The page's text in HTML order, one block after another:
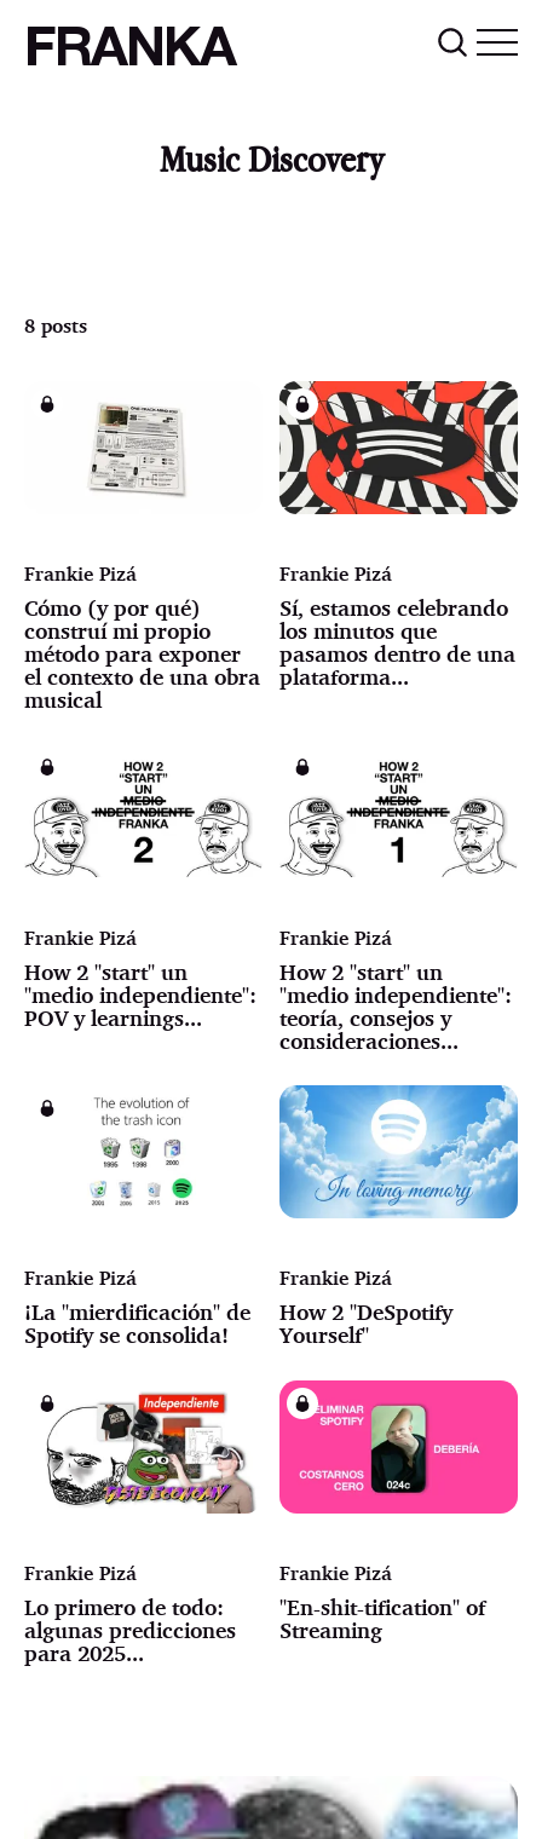
FRANKA
Music Discovery
8 posts
Frankie Pizá
Cómo (y por qué)
construí mi propio
método para exponer
el contexto de una obra
musical
Frankie Pizá
Sí, estamos celebrando
los minutos que
pasamos dentro de una
plataforma...
Frankie Pizá
How 2 "start" un
"medio independiente":
POV y learnings...
Frankie Pizá
How 2 "start" un
"medio independiente":
teoría, consejos y
consideraciones...
Frankie Pizá
¡La "mierdificación" de
Spotify se consolida!
Frankie Pizá
How 2 "DeSpotify
Yourself"
Frankie Pizá
Lo primero de todo:
algunas predicciones
para 2025...
Frankie Pizá
"En-shit-tification" of
Streaming